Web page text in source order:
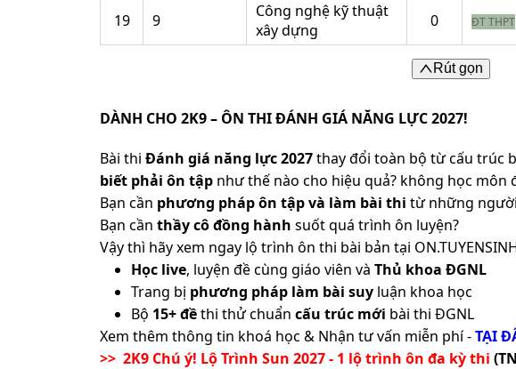
19 9
Công nghệ kỹ thuật
xây dựng
0 ĐT THPT
Rút gọn
DÀNH CHO 2K9 – ÔN THI ĐÁNH GIÁ NĂNG LỰC 2027!
Bài thi Đánh giá năng lực 2027thay đổi toàn bộ từ cấu trúc
biết phải ôn tập như thế nào cho hiệu quả? không học môn
Bạn cần phương pháp ôn tập và làm bài thi từ những người
Bạn cần thầy cô đồng hành suốt quá trình ôn luyện?
Vậy thì hãy xem ngay lộ trình ôn thi bài bản tại
Học live, luyện đề cùng giáo viên và Thủ khoa ĐGNL
Trang bị phương pháp làm bài suy luận khoa học
Bộ 15+ đềthi thử chuẩn cấu trúc mới bài thi ĐGNL
Xem thêm thông tin khoá học & Nhận tư vấn miễn phí -TẠI
>> 2K9 Chú ý! Lộ Trình Sun 2027 - 1 lộ trình ôn đa kỳ thi